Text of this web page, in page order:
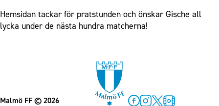
Hemsidan tackar för pratstunden och önskar Gische all
lycka under de nästa hundra matcherna!
Malmö FF© 2026